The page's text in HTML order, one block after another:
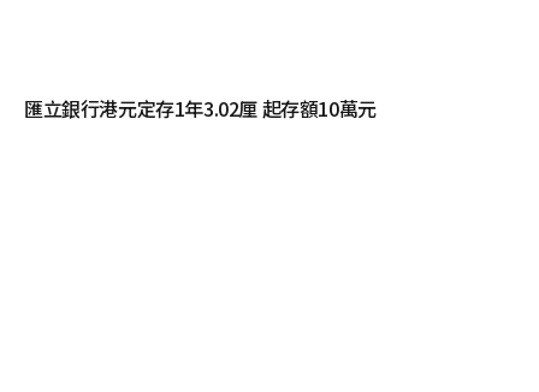
匯立銀行港元定存1年3.02厘 起存額10萬元